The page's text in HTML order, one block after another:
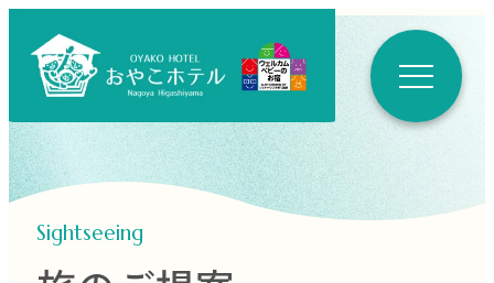
Sightseeing